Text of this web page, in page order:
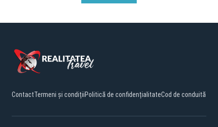
ContactTermeni și condițiiPolitică de confidențialitateCod de conduită